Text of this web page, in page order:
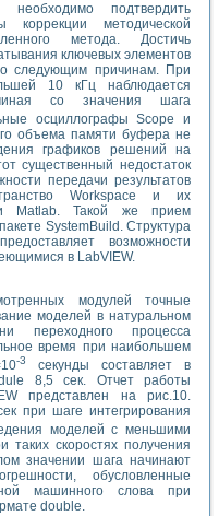
подтвердить
коррекции методической
метода. Достичь
ключевых элементов
следующим причинам. При
10 кГц наблюдается
со значения шага
осциллографы Scope и
объема памяти буфера не
графиков решений на
существенный недостаток
передачи результатов
Workspace и их
Matlab. Такой же прием
SystemBuild. Структура
возможности
в LabVIEW.
модулей точные
моделей в натуральном
переходного процесса
время при наибольшем
-3
секунды составляет в
8,5 сек. Отчет работы
представлен на рис.10.
при шаге интегрирования
моделей с меньшими
таких скоростях получения
значении шага начинают
обусловленные
машинного слова при
double.